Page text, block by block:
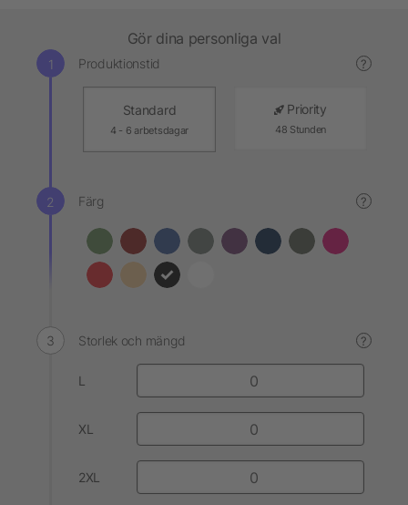
Gör dina personliga val
Produktionstid ?
Standard
4 - 6 arbetsdagar
Priority
48 Stunden
Färg ?
Storlek och mängd ?
L
XL
2XL